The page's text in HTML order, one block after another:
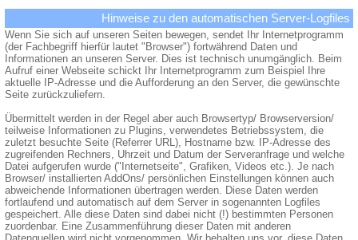
Hinweise zu den automatischen Server-Logfiles
Wenn Sie sich auf unseren Seiten bewegen, sendet Ihr Internetprogramm
(der Fachbegriff hierfür lautet "Browser") fortwährend Daten und
Informationen an unseren Server. Dies ist technisch unumgänglich. Beim
Aufruf einer Webseite schickt Ihr Internetprogramm zum Beispiel Ihre
aktuelle IP-Adresse und die Aufforderung an den Server, die gewünschte
Seite zurückzuliefern.
Übermittelt werden in der Regel aber auch Browsertyp/ Browserversion/
teilweise Informationen zu Plugins, verwendetes Betriebssystem, die
zuletzt besuchte Seite (Referrer URL), Hostname bzw. IP-Adresse des
zugreifenden Rechners, Uhrzeit und Datum der Serveranfrage und welche
Datei aufgerufen wurde ("Internetseite", Grafiken, Videos etc.). Je nach
Browser/ installierten AddOns/ persönlichen Einstellungen können auch
abweichende Informationen übertragen werden. Diese Daten werden
fortlaufend und automatisch auf dem Server in sogenannten Logfiles
gespeichert. Alle diese Daten sind dabei nicht (!) bestimmten Personen
zuordenbar. Eine Zusammenführung dieser Daten mit anderen